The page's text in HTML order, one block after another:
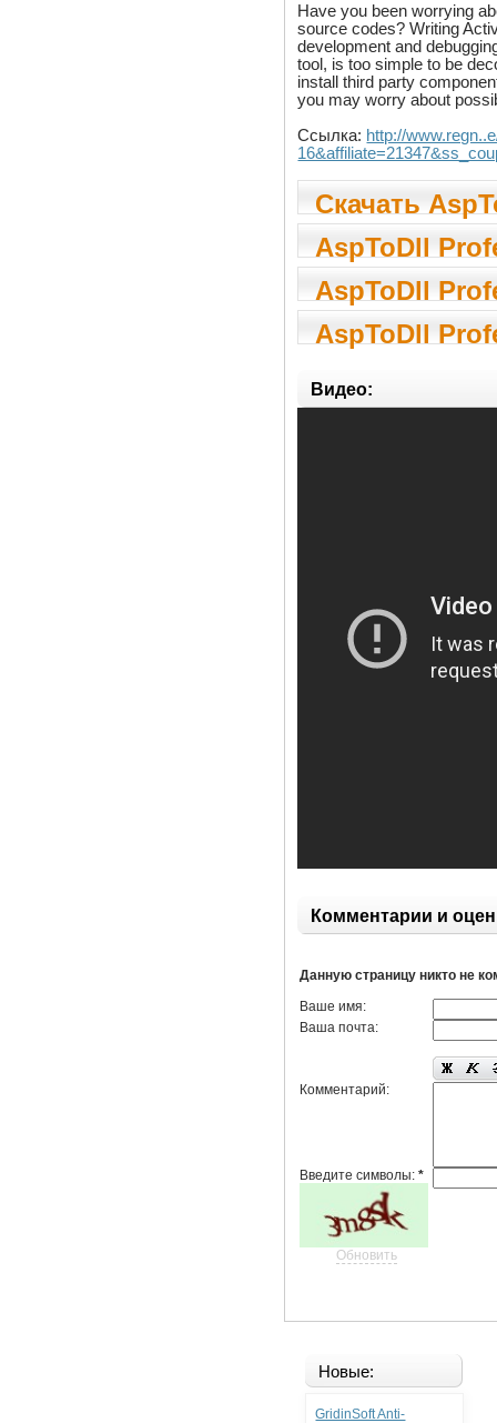
Have you been worrying
source codes? Writing
development and
tool, is too simple to be
install third party
you may worry about
Ссылка: http://
Скачать
AspToDll
AspToDll
AspToDll
Видео:
Комментарии и
Данную страницу никто не
Ваше имя:
Ваша почта:
Комментарий:
Введите символы:*
Обновить
Новые:
GridinSoft Anti-